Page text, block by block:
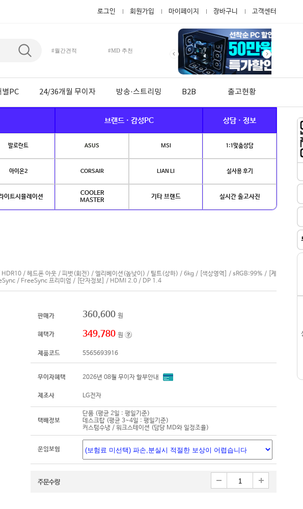
로그인 회원가입 마이페이지 장바구니 고객센터
#월간견적 #MD 추천
별PC 24/36개월 무이자 방송·스트리밍 B2B 출고현황
브랜드 · 감성PC 상담 · 정보
발로란트 ASUS MSI 1:1맞춤상담
아이온2 CORSAIR LIAN LI 실사용 후기
이트시뮬레이션
COOLER
MASTER
기타 브랜드 실시간 출고사진
/ 헤드폰 아웃 / 피벗(회전) / 엘리베이션(높낮이) / 틸트(상하) / 6kg / [색상영역] / sRGB:99% / [게
/ FreeSync 프리미엄 / [단자정보] / HDMI 2.0 / DP 1.4
판매가 360,600 원
혜택가 349,780 원
제품코드 5565693916
무이자혜택 2026년 08월 무이자 할부안내
제조사 LG전자
택배정보
단품 (평균 2일 : 평일기준)
데스크탑 (평균 3~4일 : 평일기준)
커스텀수냉 / 워크스테이션 (담당 MD와 일정조율)
운임보험